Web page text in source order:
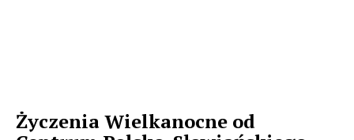
Życzenia Wielkanocne od